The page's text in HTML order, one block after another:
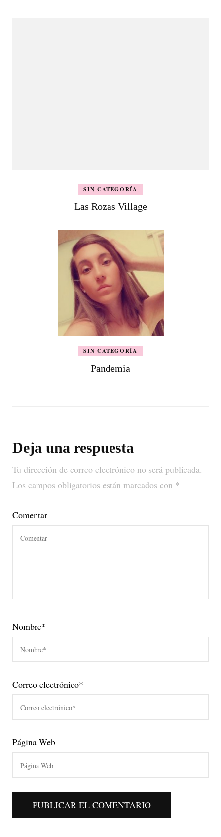
SIN CATEGORÍA
Las Rozas Village
SIN CATEGORÍA
Pandemia
Deja una respuesta
Tu dirección de correo electrónico no será publicada.
Los campos obligatorios están marcados con *
Comentar
Nombre*
Correo electrónico*
Página Web